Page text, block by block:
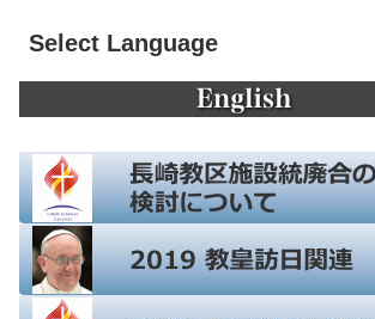
Select Language